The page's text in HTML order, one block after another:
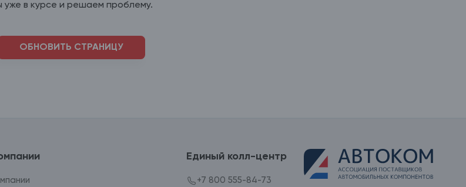
уже в курсе и решаем проблему.
ОБНОВИТЬ СТРАНИЦУ
Единый колл-центр
+7 800 555-84-73